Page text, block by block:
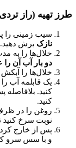
طرز تهیه (راز
سیب زمینی را
نازک برش دهید.
خلال‌ها را به
دو بار آب آن
خلال‌ها را
یک قابلمه آب
کنید. بلافاصله
کنید.
روغن را در
نوبت سرخ کنید
پس از خارج
و با سس سرو